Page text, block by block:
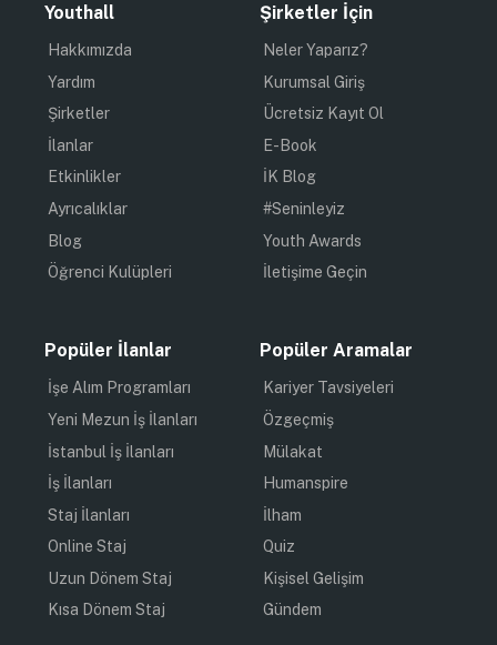
Youthall
Hakkımızda
Yardım
Şirketler
İlanlar
Etkinlikler
Ayrıcalıklar
Blog
Öğrenci Kulüpleri
Şirketler İçin
Neler Yaparız?
Kurumsal Giriş
Ücretsiz Kayıt Ol
E-Book
İK Blog
#Seninleyiz
Youth Awards
İletişime Geçin
Popüler İlanlar
İşe Alım Programları
Yeni Mezun İş İlanları
İstanbul İş İlanları
İş İlanları
Staj İlanları
Online Staj
Uzun Dönem Staj
Kısa Dönem Staj
Popüler Aramalar
Kariyer Tavsiyeleri
Özgeçmiş
Mülakat
Humanspire
İlham
Quiz
Kişisel Gelişim
Gündem